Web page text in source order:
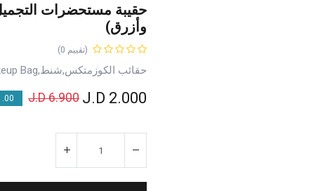
حقيبة مستحضرات
وأزرق)
(تقييم 0)
حقائب الكوزمتكس,شنط,Makeup Bag
2.000
6.900
J.D
% OFF